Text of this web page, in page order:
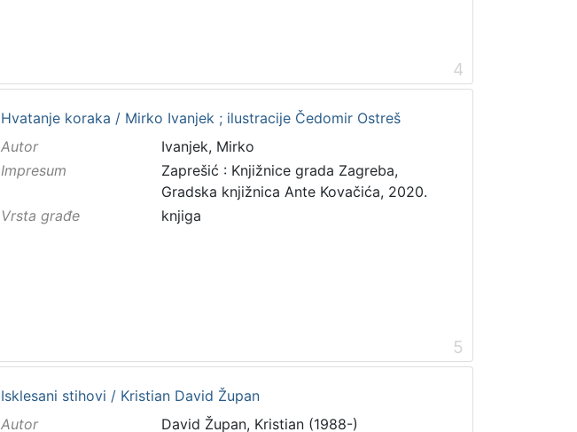
4
Hvatanje koraka / Mirko Ivanjek ; ilustracije Čedomir Ostreš
Autor
Ivanjek, Mirko
Impresum
Zaprešić : Knjižnice grada Zagreba,
Gradska knjižnica Ante Kovačića, 2020.
Vrsta građe
knjiga
5
Isklesani stihovi / Kristian David Župan
Autor
David Župan, Kristian (1988-)